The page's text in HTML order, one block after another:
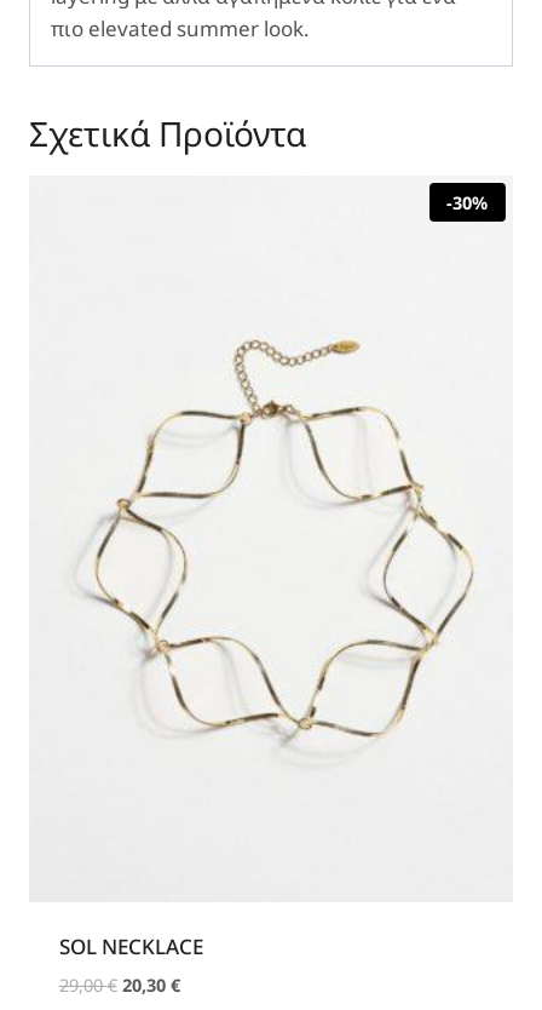
πιο elevated summer look.
Σχετικά Προϊόντα
-30%
SOL NECKLACE
29,00€ Original
20,30 €Η